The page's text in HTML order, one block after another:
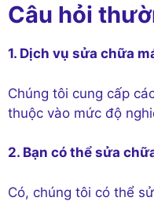
Câu hỏi
1. Dịch vụ sửa chữa
Chúng tôi cung cấp
thuộc vào mức độ
2. Bạn có thể sửa
Có, chúng tôi có thể